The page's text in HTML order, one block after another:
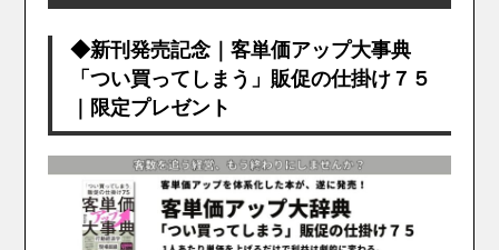
◆新刊発売記念｜客単価アップ大事典
「つい買ってしまう」販促の仕掛け７５
｜限定プレゼント